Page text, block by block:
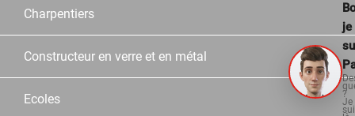
Charpentiers
Constructeur en verre et en métal
Ecoles
je
?
Je